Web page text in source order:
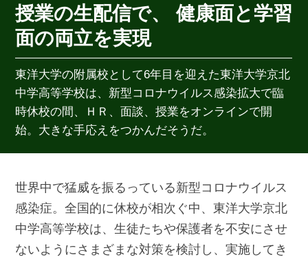
授業の生配信で、 健康面と学習
面の両立を実現
東洋大学の附属校として6年目を迎えた東洋大学京北
中学高等学校は、新型コロナウイルス感染拡大で臨
時休校の間、ＨＲ、面談、授業をオンラインで開
始。大きな手応えをつかんだそうだ。
世界中で猛威を振るっている新型コロナウイルス
感染症。全国的に休校が相次ぐ中、東洋大学京北
中学高等学校は、生徒たちや保護者を不安にさせ
ないようにさまざまな対策を検討し、実施してき